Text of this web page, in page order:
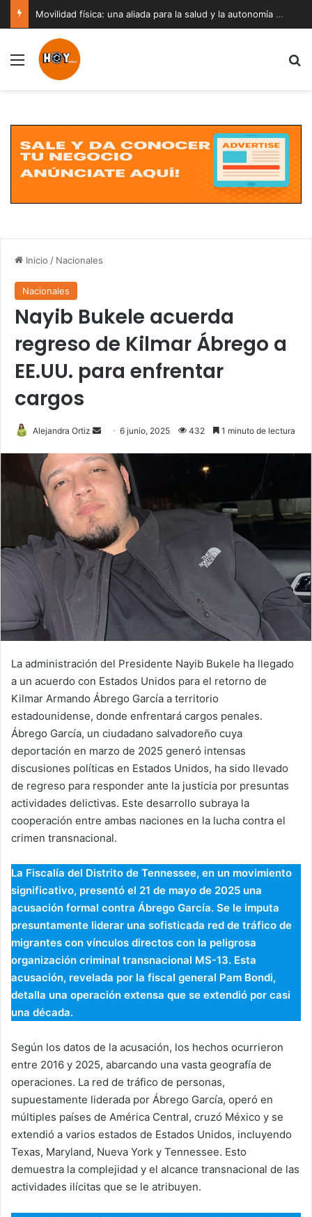
Movilidad física: una aliada para la salud y la autonomía a cualquier edad
Menú
Inicio / Nacionales
Nacionales
Nayib Bukele acuerda
regreso de Kilmar Ábrego a
EE.UU. para enfrentar
cargos
Alejandra Ortiz
Send
email
6 junio, 2025 432 1 minuto de lectura
La administración del Presidente Nayib Bukele ha llegado
a un acuerdo con Estados Unidos para el retorno de
Kilmar Armando Ábrego García a territorio
estadounidense, donde enfrentará cargos penales.
Ábrego García, un ciudadano salvadoreño cuya
deportación en marzo de 2025 generó intensas
discusiones políticas en Estados Unidos, ha sido llevado
de regreso para responder ante la justicia por presuntas
actividades delictivas. Este desarrollo subraya la
cooperación entre ambas naciones en la lucha contra el
crimen transnacional.
La Fiscalía del Distrito de Tennessee, en un movimiento
significativo, presentó el 21 de mayo de 2025 una
acusación formal contra Ábrego García. Se le imputa
presuntamente liderar una sofisticada red de tráfico de
migrantes con vínculos directos con la peligrosa
organización criminal transnacional MS-13. Esta
acusación, revelada por la fiscal general Pam Bondi,
detalla una operación extensa que se extendió por casi
una década.
Según los datos de la acusación, los hechos ocurrieron
entre 2016 y 2025, abarcando una vasta geografía de
operaciones. La red de tráfico de personas,
supuestamente liderada por Ábrego García, operó en
múltiples países de América Central, cruzó México y se
extendió a varios estados de Estados Unidos, incluyendo
Texas, Maryland, Nueva York y Tennessee. Esto
demuestra la complejidad y el alcance transnacional de las
actividades ilícitas que se le atribuyen.